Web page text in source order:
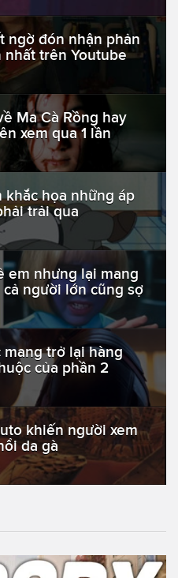
ngờ đón nhận phản
trên Youtube
Ma Cà Rồng hay
xem qua 1 lần
khắc họa những áp
trải qua
em nhưng lại mang
người lớn cũng sợ
trở lại hàng
của phần 2
khiến người xem
da gà